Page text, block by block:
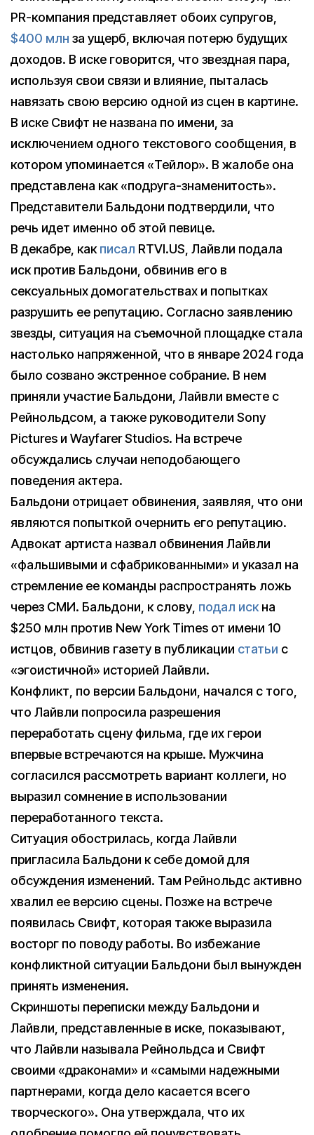
PR-компания представляет обоих супругов,
$400 млн за ущерб, включая потерю будущих
доходов. В иске говорится, что звездная пара,
используя свои связи и влияние, пыталась
навязать свою версию одной из сцен в картине.
В иске Свифт не названа по имени, за
исключением одного текстового сообщения, в
котором упоминается «Тейлор». В жалобе она
представлена как «подруга-знаменитость».
Представители Бальдони подтвердили, что
речь идет именно об этой певице.
В декабре, какписал RTVI.US, Лайвли подала
иск против Бальдони, обвинив его в
сексуальных домогательствах и попытках
разрушить ее репутацию. Согласно заявлению
звезды, ситуация на съемочной площадке стала
настолько напряженной, что в январе 2024 года
было созвано экстренное собрание. В нем
приняли участие Бальдони, Лайвли вместе с
Рейнольдсом, а также руководители Sony
Pictures и Wayfarer Studios. На встрече
обсуждались случаи неподобающего
поведения актера.
Бальдони отрицает обвинения, заявляя, что они
являются попыткой очернить его репутацию.
Адвокат артиста назвал обвинения Лайвли
«фальшивыми и сфабрикованными» и указал на
стремление ее команды распространять ложь
через СМИ. Бальдони, к слову, подал искна
$250 млн против New York Times от имени 10
истцов, обвинив газету в публикации статьи с
«эгоистичной» историей Лайвли.
Конфликт, по версии Бальдони, начался с того,
что Лайвли попросила разрешения
переработать сцену фильма, где их герои
впервые встречаются на крыше. Мужчина
согласился рассмотреть вариант коллеги, но
выразил сомнение в использовании
переработанного текста.
Ситуация обострилась, когда Лайвли
пригласила Бальдони к себе домой для
обсуждения изменений. Там Рейнольдс активно
хвалил ее версию сцены. Позже на встрече
появилась Свифт, которая также выразила
восторг по поводу работы. Во избежание
конфликтной ситуации Бальдони был вынужден
принять изменения.
Скриншоты переписки между Бальдони и
Лайвли, представленные в иске, показывают,
что Лайвли называла Рейнольдса и Свифт
своими «драконами» и «самыми надежными
партнерами, когда дело касается всего
творческого». Она утверждала, что их